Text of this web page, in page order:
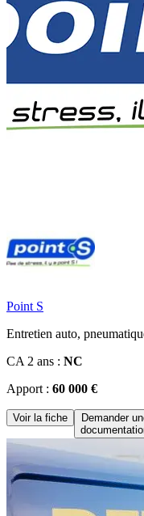
Point S
Entretien auto,
CA 2 ans : NC
Apport : 60 000 €
Voir la fiche
Demander